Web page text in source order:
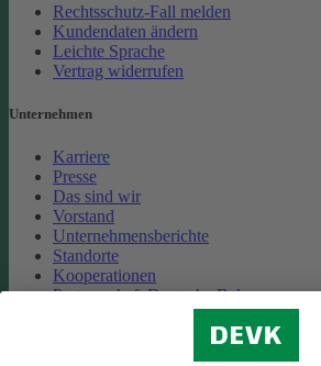
Rechtsschutz-Fall melden
Kundendaten ändern
Leichte Sprache
Vertrag widerrufen
Unternehmen
Karriere
Presse
Das sind wir
Vorstand
Unternehmensberichte
Standorte
Kooperationen
Partnerschaft Deutsche Bahn